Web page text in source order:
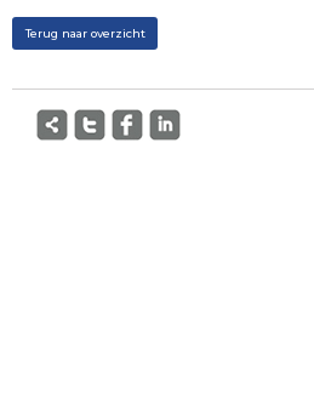
Terug naar overzicht